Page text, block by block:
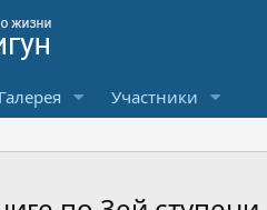
Галерея Участники